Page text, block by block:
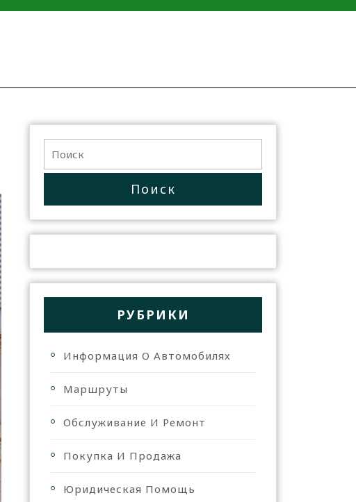
РУБРИКИ
Информация О Автомобилях
Маршруты
Обслуживание И Ремонт
Покупка И Продажа
Юридическая Помощь